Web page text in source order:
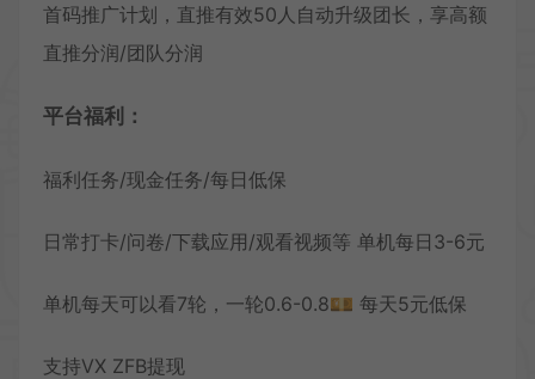
首码推广计划，直推有效50人自动升级团长，享高额
直推分润/团队分润
平台福利：
福利任务/现金任务/每日低保
日常打卡/问卷/下载应用/观看视频等 单机每日3-6元
单机每天可以看7轮，一轮0.6-0.8💴 每天5元低保
支持VX ZFB提现